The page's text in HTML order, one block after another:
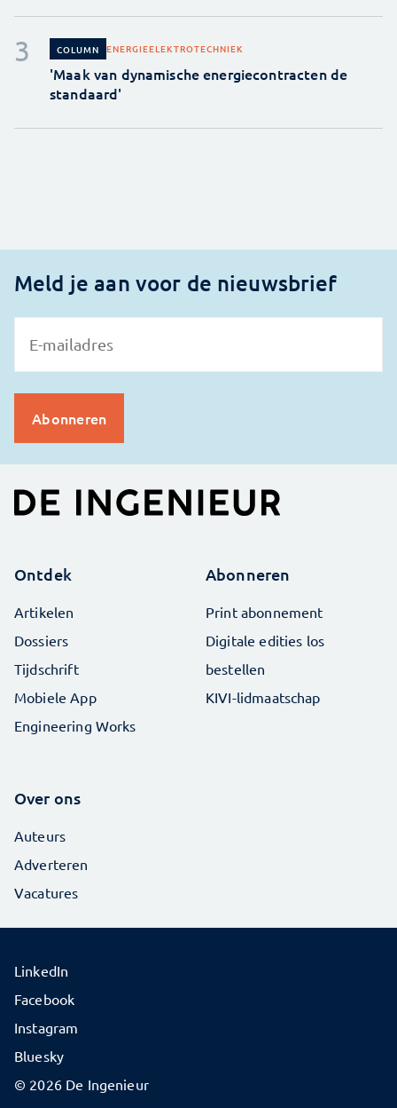
COLUMN ENERGIEELEKTROTECHNIEK
'Maak van dynamische energiecontracten de
standaard'
Meld je aan voor de nieuwsbrief
Ontdek
Artikelen
Dossiers
Tijdschrift
Mobiele App
Engineering Works
Abonneren
Print abonnement
Digitale edities los
bestellen
KIVI-lidmaatschap
Over ons
Auteurs
Adverteren
Vacatures
© 2026 De Ingenieur
LinkedIn
Facebook
Instagram
Bluesky